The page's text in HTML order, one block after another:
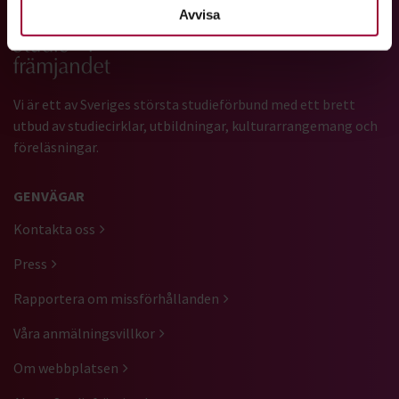
Avvisa
Gå till studiefrämjandets startsida
Vi är ett av Sveriges största studieförbund med ett brett
utbud av studiecirklar, utbildningar, kulturarrangemang och
föreläsningar.
GENVÄGAR
Kontakta oss
Press
Rapportera om missförhållanden
Våra anmälningsvillkor
Om webbplatsen